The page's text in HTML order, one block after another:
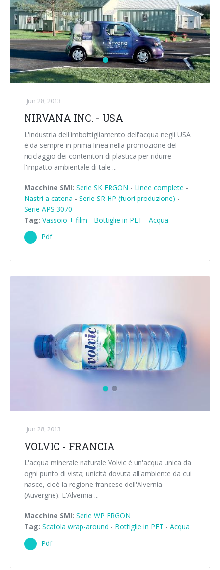
Jun 28, 2013
NIRVANA INC. - USA
L'industria dell'imbottigliamento dell'acqua negli USA
è da sempre in prima linea nella promozione del
riciclaggio dei contenitori di plastica per ridurre
l'impatto ambientale di tale ...
Macchine SMI: Serie SK ERGON - Linee complete -
Nastri a catena - Serie SR HP (fuori produzione) -
Serie APS 3070
Tag: Vassoio + film - Bottiglie in PET - Acqua
Pdf
Jun 28, 2013
VOLVIC - FRANCIA
L'acqua minerale naturale Volvic è un'acqua unica da
ogni punto di vista; unicità dovuta all'ambiente da cui
nasce, cioè la regione francese dell'Alvernia
(Auvergne). L'Alvernia ...
Macchine SMI: Serie WP ERGON
Tag: Scatola wrap-around - Bottiglie in PET - Acqua
Pdf